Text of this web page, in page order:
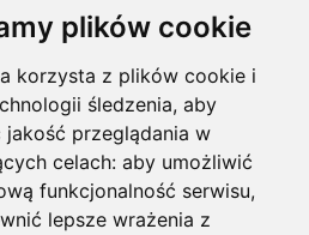
plików cookie
korzysta z plików cookie i
śledzenia, aby
jakość przeglądania w
celach: aby umożliwić
funkcjonalność serwisu,
lepsze wrażenia z
olium.pl?